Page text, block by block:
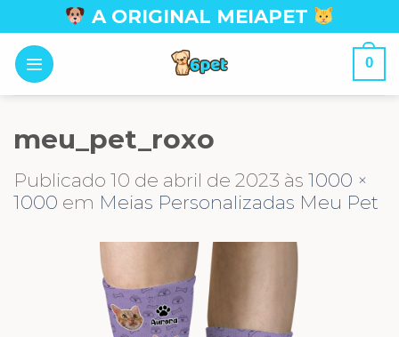
to
content
A ORIGINAL MEIAPET
0
meu_pet_roxo
Publicado 10 de abril de 2023 às 1000 ×
1000 em Meias Personalizadas Meu Pet